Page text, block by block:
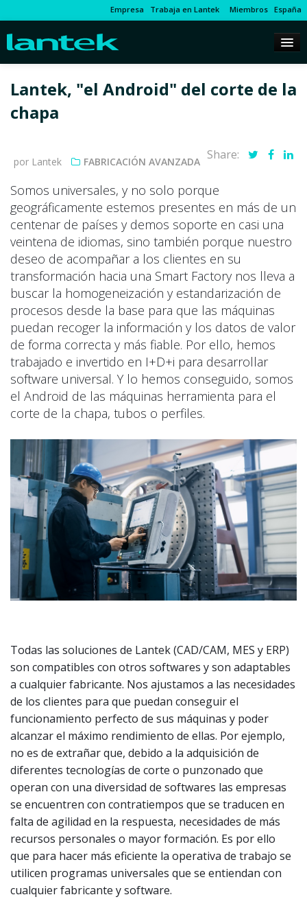
Empresa Trabaja en Lantek Miembros España
Lantek, "el Android" del corte de la
chapa
por Lantek FABRICACIÓN AVANZADA Share:
Somos universales, y no solo porque
geográficamente estemos presentes en más de un
centenar de países y demos soporte en casi una
veintena de idiomas, sino también porque nuestro
deseo de acompañar a los clientes en su
transformación hacia una Smart Factory nos lleva a
buscar la homogeneización y estandarización de
procesos desde la base para que las máquinas
puedan recoger la información y los datos de valor
de forma correcta y más fiable. Por ello, hemos
trabajado e invertido en I+D+i para desarrollar
software universal. Y lo hemos conseguido, somos
el Android de las máquinas herramienta para el
corte de la chapa, tubos o perfiles.
Todas las soluciones de Lantek (CAD/CAM, MES y ERP)
son compatibles con otros softwares y son adaptables
a cualquier fabricante. Nos ajustamos a las necesidades
de los clientes para que puedan conseguir el
funcionamiento perfecto de sus máquinas y poder
alcanzar el máximo rendimiento de ellas. Por ejemplo,
no es de extrañar que, debido a la adquisición de
diferentes tecnologías de corte o punzonado que
operan con una diversidad de softwares las empresas
se encuentren con contratiempos que se traducen en
falta de agilidad en la respuesta, necesidades de más
recursos personales o mayor formación. Es por ello
que para hacer más eficiente la operativa de trabajo se
utilicen programas universales que se entiendan con
cualquier fabricante y software.